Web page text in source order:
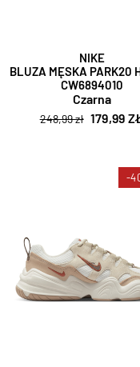
NIKE
BLUZA MĘSKA PARK20
CW6894010
Czarna
248,99 zł 179,99
-